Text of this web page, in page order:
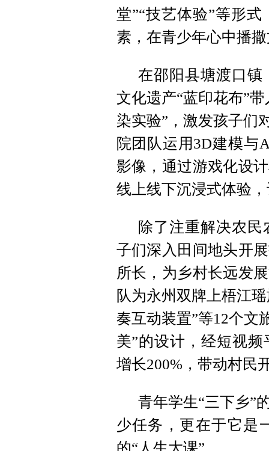
堂”“技艺体验”等形
素，在青少年心中播
在邵阳县塘渡口镇
文化遗产“蓝印花布”
染实验”，激发孩子们
院团队运用3D建模与
影像，通过游戏化设
线上线下沉浸式体验
除了注重解决农
子们深入田间地头开
所长，为乡村长远发
队为永州双牌上梧江
奏互动装置”等12个文
美”的设计，经短视
增长200%，带动村民
青年学生“三下乡”
少任务，更在于它是
的“人生大课”。